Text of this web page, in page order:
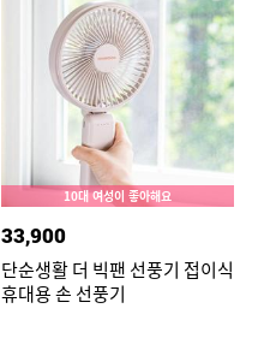
10대 여성이 좋아해요
33,900
단순생활 더 빅팬 선풍기 접이식
휴대용 손 선풍기